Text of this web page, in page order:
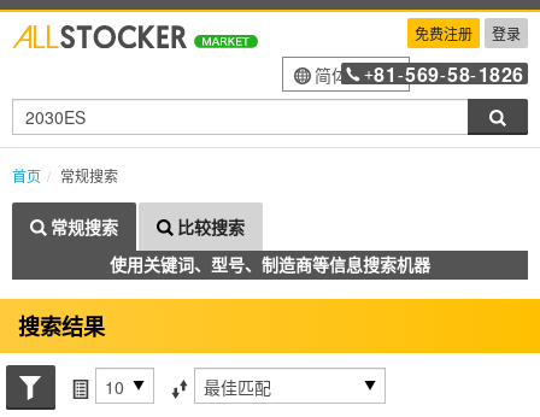
免费注册 登录
简体中文
+81 -569-58-1826
首页 常规搜索
常规搜索
比较搜索
使用关键词、型号、制造商等信息搜索机器
搜索结果
搜索状态每页项目 排序方式